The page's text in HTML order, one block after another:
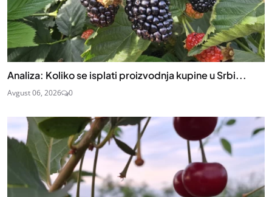
Analiza: Koliko se isplati proizvodnja kupine u Srbi...
Avgust 06, 2026 0